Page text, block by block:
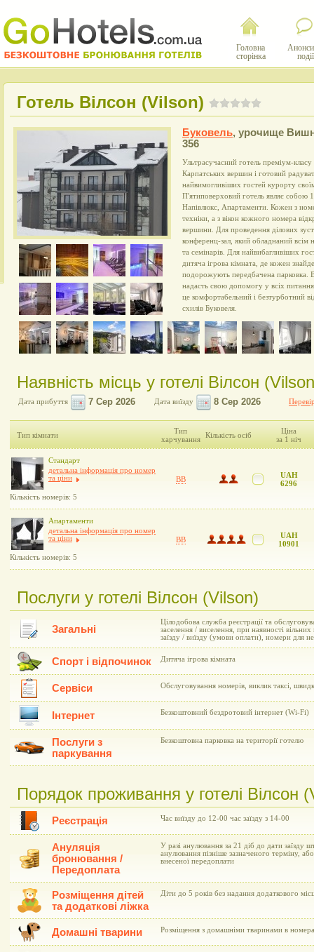
Головна
сторінка
події
Готель Вілсон (Vilson)
Буковель, урочище
356
Ультрасучасний готель преміум-
Карпатських вершин і готовий
найвимогливіших гостей курорту
П'ятиповерховий готель являє собою
Напівлюкс, Апартаменти. Кожен з
техніки, а з вікон кожного номера
вершини. Для проведення ділових
конференц-зал, який обладнаний всім
та семінарів. Для найвибагливіших
дитяча ігрова кімната, де кожен
подорожують передбачена парковка.
надасть свою допомогу у всіх
це комфортабельний і безтурботний
схилів Буковеля.
Наявність місць у готелі Вілсон
Дата прибуття Дата виїзду
Тип кімнати
Тип
харчування
Кількість осіб
Ціна
за 1 ніч
Стандарт
детальна інформація про номер
та ціни
Кількість номерів: 5
BB
UAH
6296
Апартаменти
детальна інформація про номер
та ціни
Кількість номерів: 5
BB
UAH
10901
Послуги у готелі Вілсон (Vilson)
Загальні
Цілодобова служба реєстрації та
заселення / виселення, при наявності
заїзду / виїзду (умови оплати), номери для
Спорт і відпочинок Дитяча ігрова кімната
Сервіси Обслуговування номерів, виклик таксі,
Інтернет Безкоштовний бездротовий інтернет (Wi-Fi)
Послуги з
паркування
Безкоштовна парковка на території готелю
Порядок проживання у готелі Вілсон
Реєстрація Час виїзду до 12-00 час заїзду з 14-00
Ануляція
бронювання /
Передоплата
У разі анулювання за 21 діб до дати заїзду
анулювання пізніше зазначеного терміну,
внесеної передоплати
Розміщення дітей
та додаткові ліжка
Діти до 5 років без надання додаткового
Домашні тварини Розміщення з домашніми тваринами в